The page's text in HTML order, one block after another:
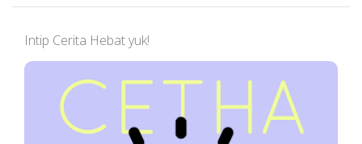
Intip Cerita Hebat yuk!